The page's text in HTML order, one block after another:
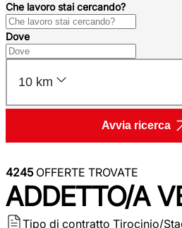
Che lavoro stai cercando?
Dove
10 km
Avvia ricerca
4245OFFERTE TROVATE
ADDETTO/A
Tipo di contratto Tirocinio/